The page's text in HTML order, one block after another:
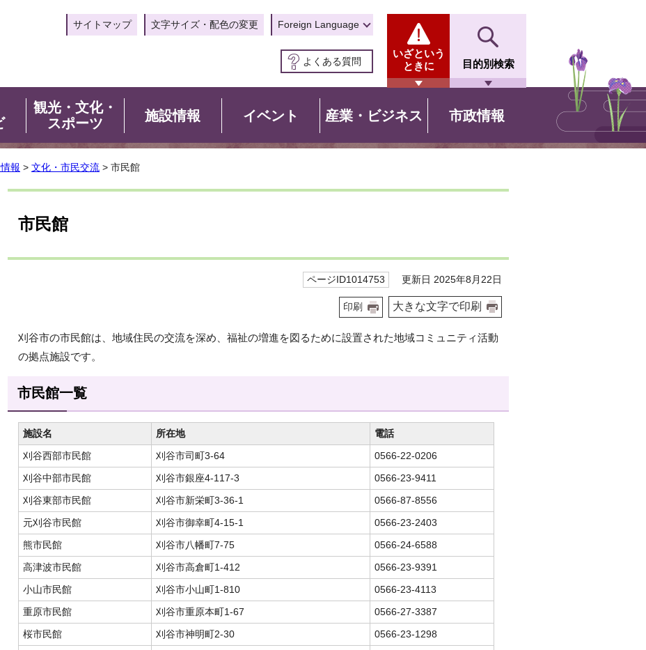
サイトマップ 文字サイズ・配色の変更 Foreign Language
よくある質問
いざという
ときに
目的別検索
観光・文化・
スポーツ
施設情報 イベント 産業・ビジネス 市政情報
報 > 文化・市民交流 > 市民館
市民館
ページID1014753 更新日 2025年8月22日
印刷 大きな文字で印刷
刈谷市の市民館は、地域住民の交流を深め、福祉の増進を図るために設置された地域コミュニティ活動
の拠点施設です。
市民館一覧
施設名 所在地
電話
刈谷西部市民館
刈谷市司町3-64
0566-22-0206
刈谷中部市民館
刈谷市銀座4-117-3
0566-23-9411
刈谷東部市民館
刈谷市新栄町3-36-1
0566-87-8556
元刈谷市民館
刈谷市御幸町4-15-1
0566-23-2403
熊市民館
刈谷市八幡町7-75
0566-24-6588
高津波市民館
刈谷市高倉町1-412
0566-23-9391
小山市民館
刈谷市小山町1-810
0566-23-4113
重原市民館
刈谷市重原本町1-67
0566-27-3387
桜市民館
刈谷市神明町2-30
0566-23-1298